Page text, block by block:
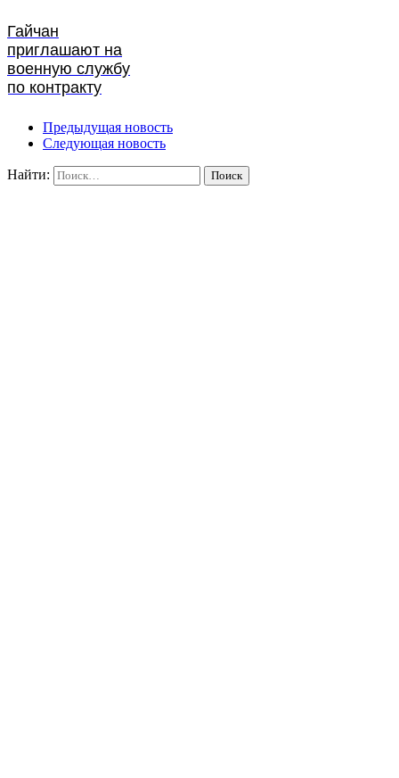
Гайчан
приглашают на
военную службу
по контракту
Предыдущая новость
Следующая новость
Найти: